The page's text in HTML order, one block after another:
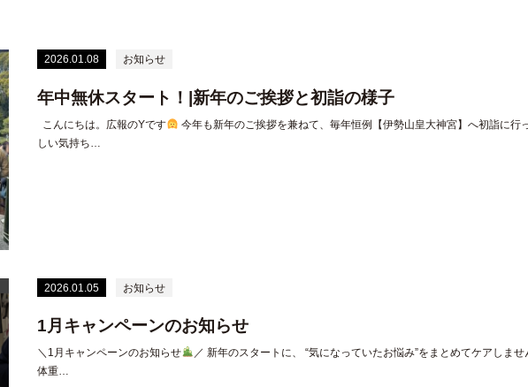
2026.01.08 お知らせ
年中無休スタート！|新年のご挨拶と初詣の様子
こんにちは。広報のYです 今年も新年のご挨拶を兼ねて、毎年恒例【伊勢山皇大神宮】へ初詣に行
しい気持ち…
2026.01.05 お知らせ
1月キャンペーンのお知らせ
＼1月キャンペーンのお知らせ
／ 新年のスタートに、 “気になっていたお悩み”をまとめてケアし
体重…